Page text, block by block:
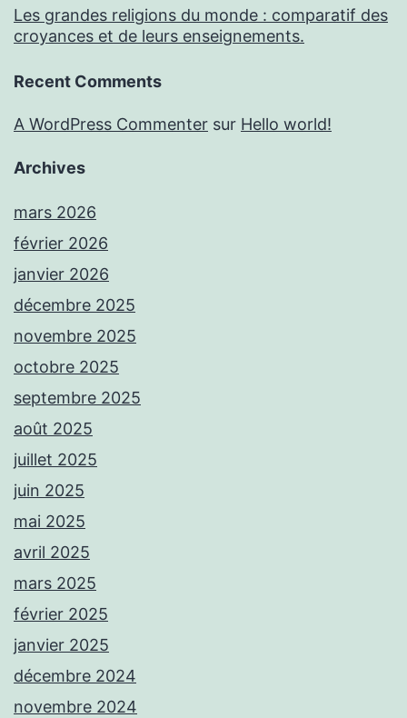
Les grandes religions du monde : comparatif des
croyances et de leurs enseignements.
Recent Comments
A WordPress Commenter sur Hello world!
Archives
mars 2026
février 2026
janvier 2026
décembre 2025
novembre 2025
octobre 2025
septembre 2025
août 2025
juillet 2025
juin 2025
mai 2025
avril 2025
mars 2025
février 2025
janvier 2025
décembre 2024
novembre 2024